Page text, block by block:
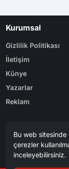
Kurumsal
Gizlilik Politikası
İletişim
Künye
Yazarlar
Reklam
Karabük
Safranbolu